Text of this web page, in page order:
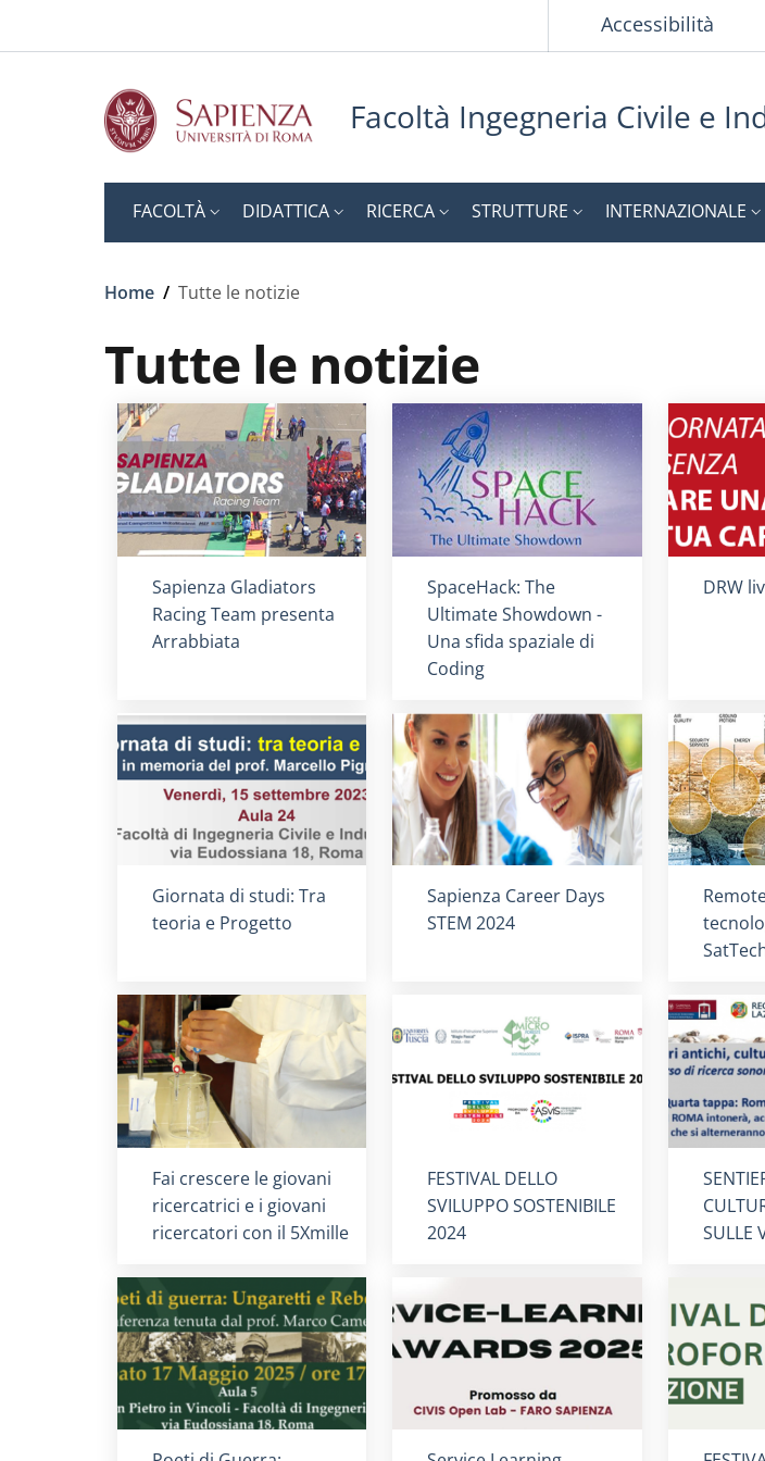
Accessibilità
Facoltà Ingegneria Civile e
FACOLTÀ DIDATTICA RICERCA STRUTTURE INTERNAZIONALE
Briciole di pane
Home / Tutte le notizie
Tutte le notizie
Titolo card:
Sapienza Gladiators
Racing Team presenta
Arrabbiata
Titolo card:
SpaceHack: The
Ultimate Showdown -
Una sfida spaziale di
Coding
Titolo
DRW
Titolo card :
Giornata di studi: Tra
teoria e Progetto
Titolo card:
Sapienza Career Days
STEM 2024
Titolo
Titolo card:
Fai crescere le giovani
ricercatrici e i giovani
ricercatori con il 5Xmille
Titolo card:
FESTIVAL DELLO
SVILUPPO SOSTENIBILE
2024
Titolo
SULLE